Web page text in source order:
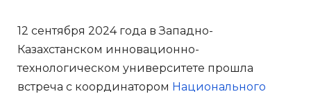
12 сентября 2024 года в Западно-
Казахстанском инновационно-
технологическом университете прошла
встреча с координатором Национального